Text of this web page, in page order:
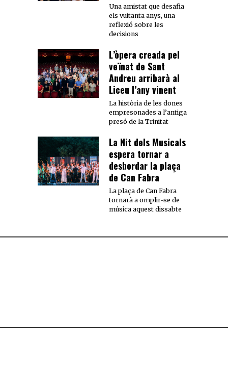
Una amistat que desafia
els vuitanta anys, una
reflexió sobre les
decisions
L’òpera creada pel
veïnat de Sant
Andreu arribarà al
Liceu l’any vinent
La història de les dones
empresonades a l’antiga
presó de la Trinitat
La Nit dels Musicals
espera tornar a
desbordar la plaça
de Can Fabra
La plaça de Can Fabra
tornarà a omplir-se de
música aquest dissabte